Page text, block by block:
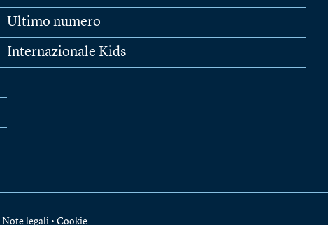
Ultimo numero
Internazionale Kids
Note legali • Cookie